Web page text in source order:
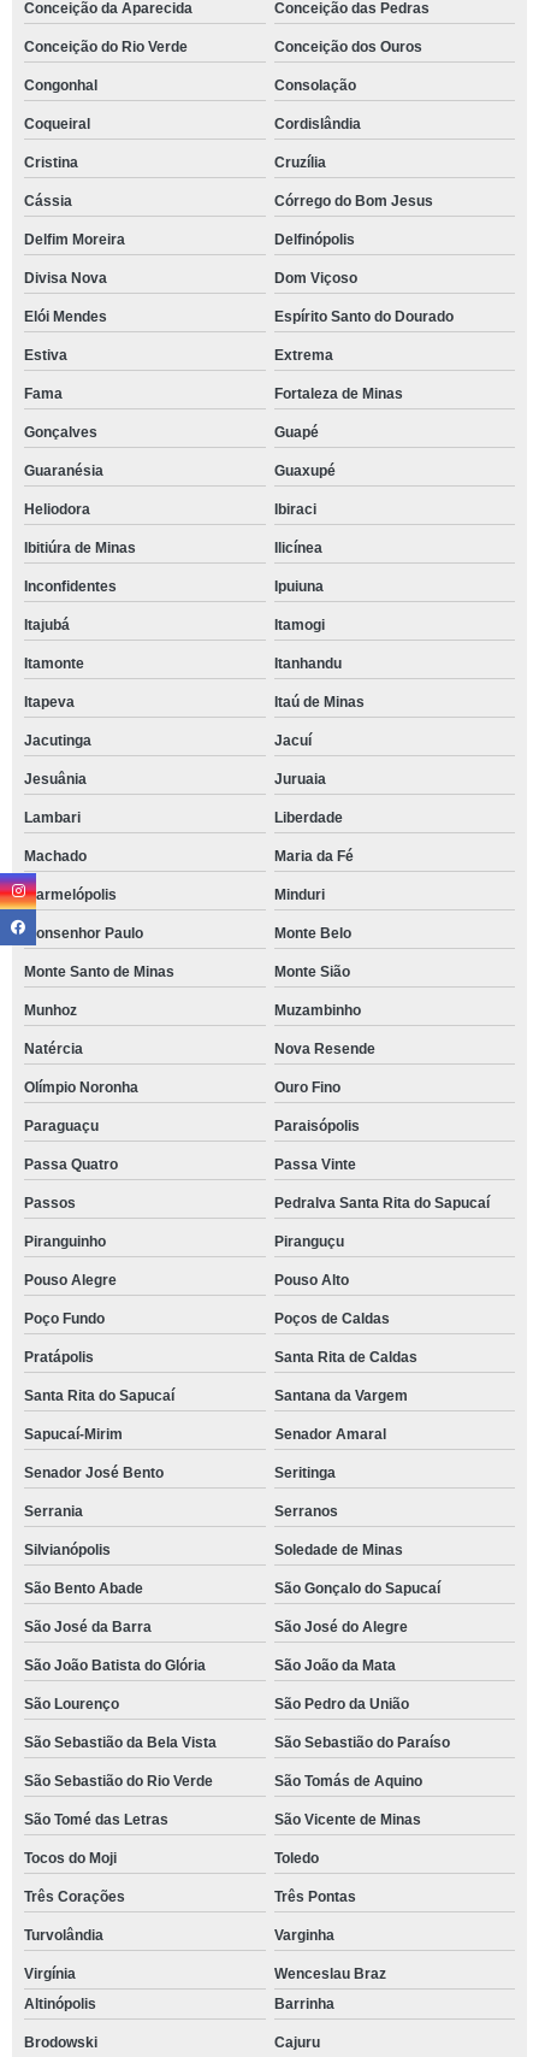
Conceição da Aparecida Conceição das Pedras
Conceição do Rio Verde Conceição dos Ouros
Congonhal Consolação
Coqueiral Cordislândia
Cristina Cruzília
Cássia Córrego do Bom Jesus
Delfim Moreira Delfinópolis
Divisa Nova Dom Viçoso
Elói Mendes Espírito Santo do Dourado
Estiva Extrema
Fama Fortaleza de Minas
Gonçalves Guapé
Guaranésia Guaxupé
Heliodora Ibiraci
Ibitiúra de Minas Ilicínea
Inconfidentes Ipuiuna
Itajubá Itamogi
Itamonte Itanhandu
Itapeva Itaú de Minas
Jacutinga Jacuí
Jesuânia Juruaia
Lambari Liberdade
Machado Maria da Fé
Marmelópolis Minduri
Monsenhor Paulo Monte Belo
Monte Santo de Minas Monte Sião
Munhoz Muzambinho
Natércia Nova Resende
Olímpio Noronha Ouro Fino
Paraguaçu Paraisópolis
Passa Quatro Passa Vinte
Passos Pedralva Santa Rita do Sapucaí
Piranguinho Piranguçu
Pouso Alegre Pouso Alto
Poço Fundo Poços de Caldas
Pratápolis Santa Rita de Caldas
Santa Rita do Sapucaí Santana da Vargem
Sapucaí-Mirim Senador Amaral
Senador José Bento Seritinga
Serrania Serranos
Silvianópolis Soledade de Minas
São Bento Abade São Gonçalo do Sapucaí
São José da Barra São José do Alegre
São João Batista do Glória São João da Mata
São Lourenço São Pedro da União
São Sebastião da Bela Vista São Sebastião do Paraíso
São Sebastião do Rio Verde São Tomás de Aquino
São Tomé das Letras São Vicente de Minas
Tocos do Moji Toledo
Três Corações Três Pontas
Turvolândia Varginha
Virgínia
Wenceslau Braz
Altinópolis
Barrinha
Brodowski Cajuru